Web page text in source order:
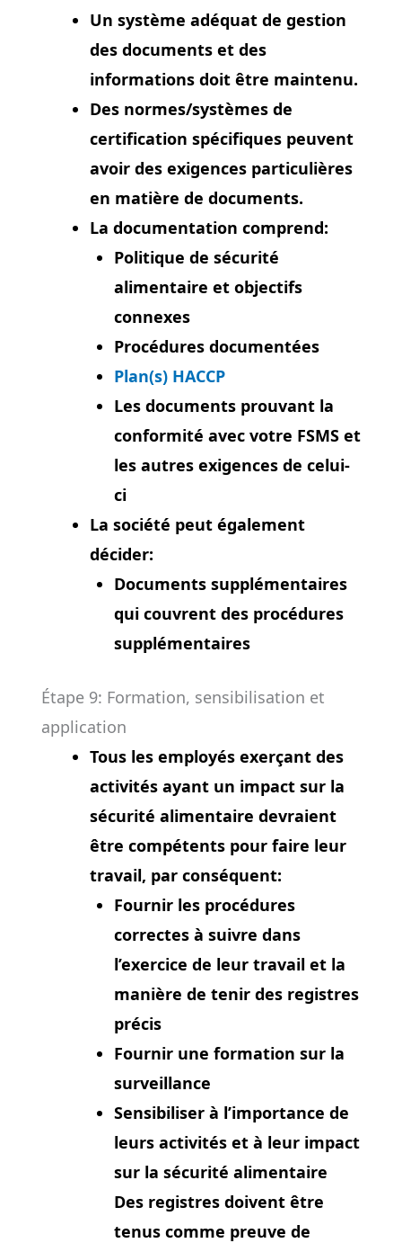
Un système adéquat de gestion
des documents et des
informations doit être maintenu.
Des normes/systèmes de
certification spécifiques peuvent
avoir des exigences particulières
en matière de documents.
La documentation comprend:
Politique de sécurité
alimentaire et objectifs
connexes
Procédures documentées
Plan(s) HACCP
Les documents prouvant la
conformité avec votre FSMS et
les autres exigences de celui-
ci
La société peut également
décider:
Documents supplémentaires
qui couvrent des procédures
supplémentaires
Étape 9: Formation, sensibilisation et
application
Tous les employés exerçant des
activités ayant un impact sur la
sécurité alimentaire devraient
être compétents pour faire leur
travail, par conséquent:
Fournir les procédures
correctes à suivre dans
l’exercice de leur travail et la
manière de tenir des registres
précis
Fournir une formation sur la
surveillance
Sensibiliser à l’importance de
leurs activités et à leur impact
sur la sécurité alimentaire
Des registres doivent être
tenus comme preuve de